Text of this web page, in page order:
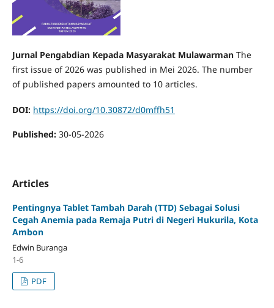
Jurnal Pengabdian Kepada Masyarakat MulawarmanThe
first issue of 2026 was published in Mei 2026. The number
of published papers amounted to 10 articles.
DOI: https://doi.org/10.30872/d0mffh51
Published: 30-05-2026
Articles
Pentingnya Tablet Tambah Darah (TTD) Sebagai Solusi
Cegah Anemia pada Remaja Putri di Negeri Hukurila, Kota
Ambon
Edwin Buranga
1-6
PDF